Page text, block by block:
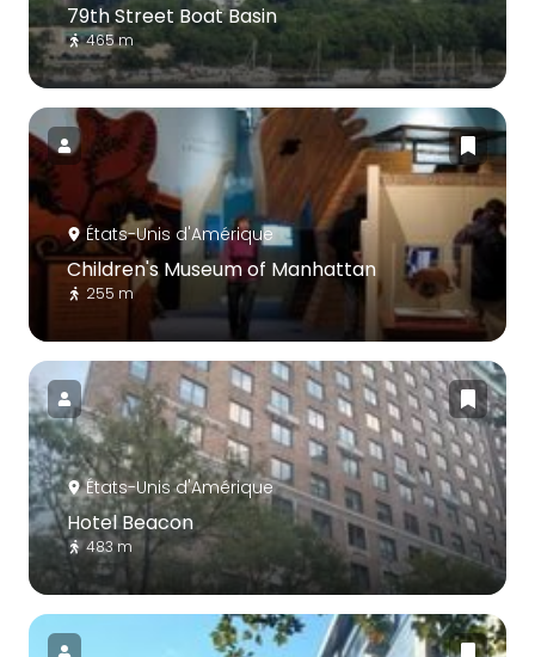
79th Street Boat Basin
465 m
États-Unis d'Amérique
Children's Museum of Manhattan
255 m
États-Unis d'Amérique
Hotel Beacon
483 m